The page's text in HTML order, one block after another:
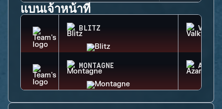
แบนเจ้าหน้าที่
BLITZ
MONTAGNE AZAMI